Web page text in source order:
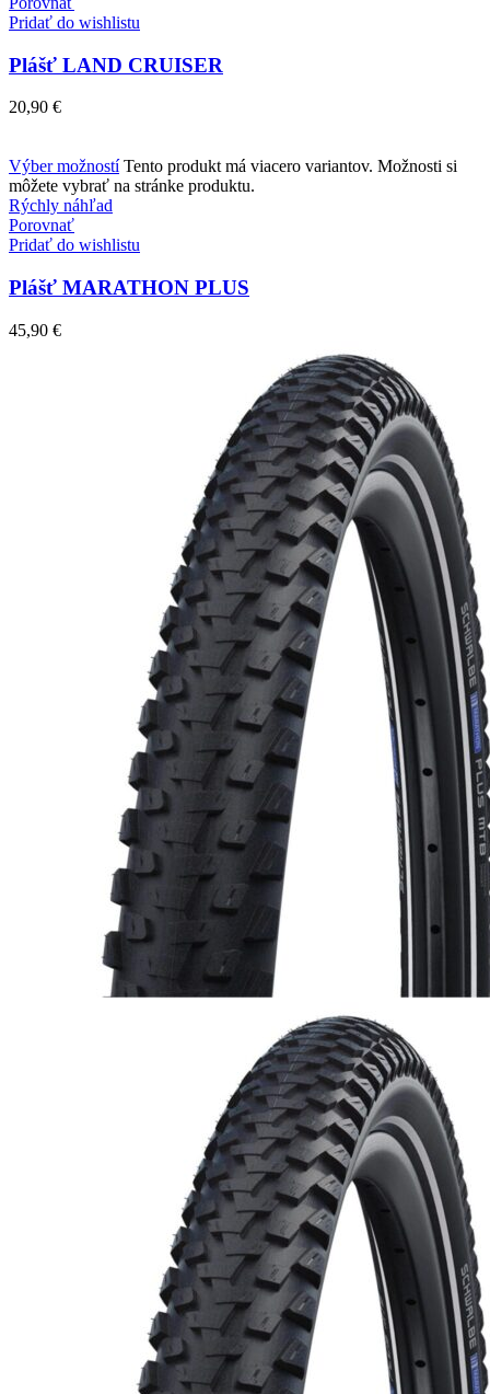
Pridať do wishlistu
Plášť LAND CRUISER
20,90 €
Výber možností Tento produkt má viacero variantov. Možnosti si
môžete vybrať na stránke produktu.
Rýchly náhľad
Porovnať
Pridať do wishlistu
Plášť MARATHON PLUS
45,90 €